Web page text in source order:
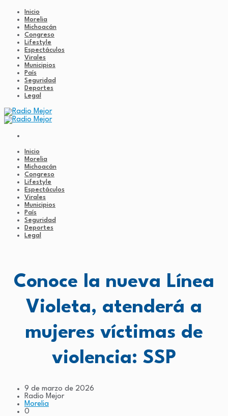
Inicio
Morelia
Michoacán
Congreso
Lifestyle
Espectáculos
Virales
Municipios
País
Seguridad
Deportes
Legal
Inicio
Morelia
Michoacán
Congreso
Lifestyle
Espectáculos
Virales
Municipios
País
Seguridad
Deportes
Legal
Conoce la nueva Línea
Violeta, atenderá a
mujeres víctimas de
violencia: SSP
9 de marzo de 2026
Radio Mejor
Morelia
0